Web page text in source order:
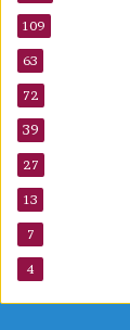
109
63
72
39
27
13
7
4